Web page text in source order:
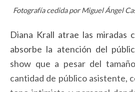
Fotografía cedida por Miguel Ángel
Diana Krall atrae las miradas
absorbe la atención del
show que a pesar del
cantidad de público asistente,